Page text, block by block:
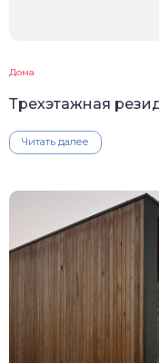
Дома
Трехэтажная
Читать далее